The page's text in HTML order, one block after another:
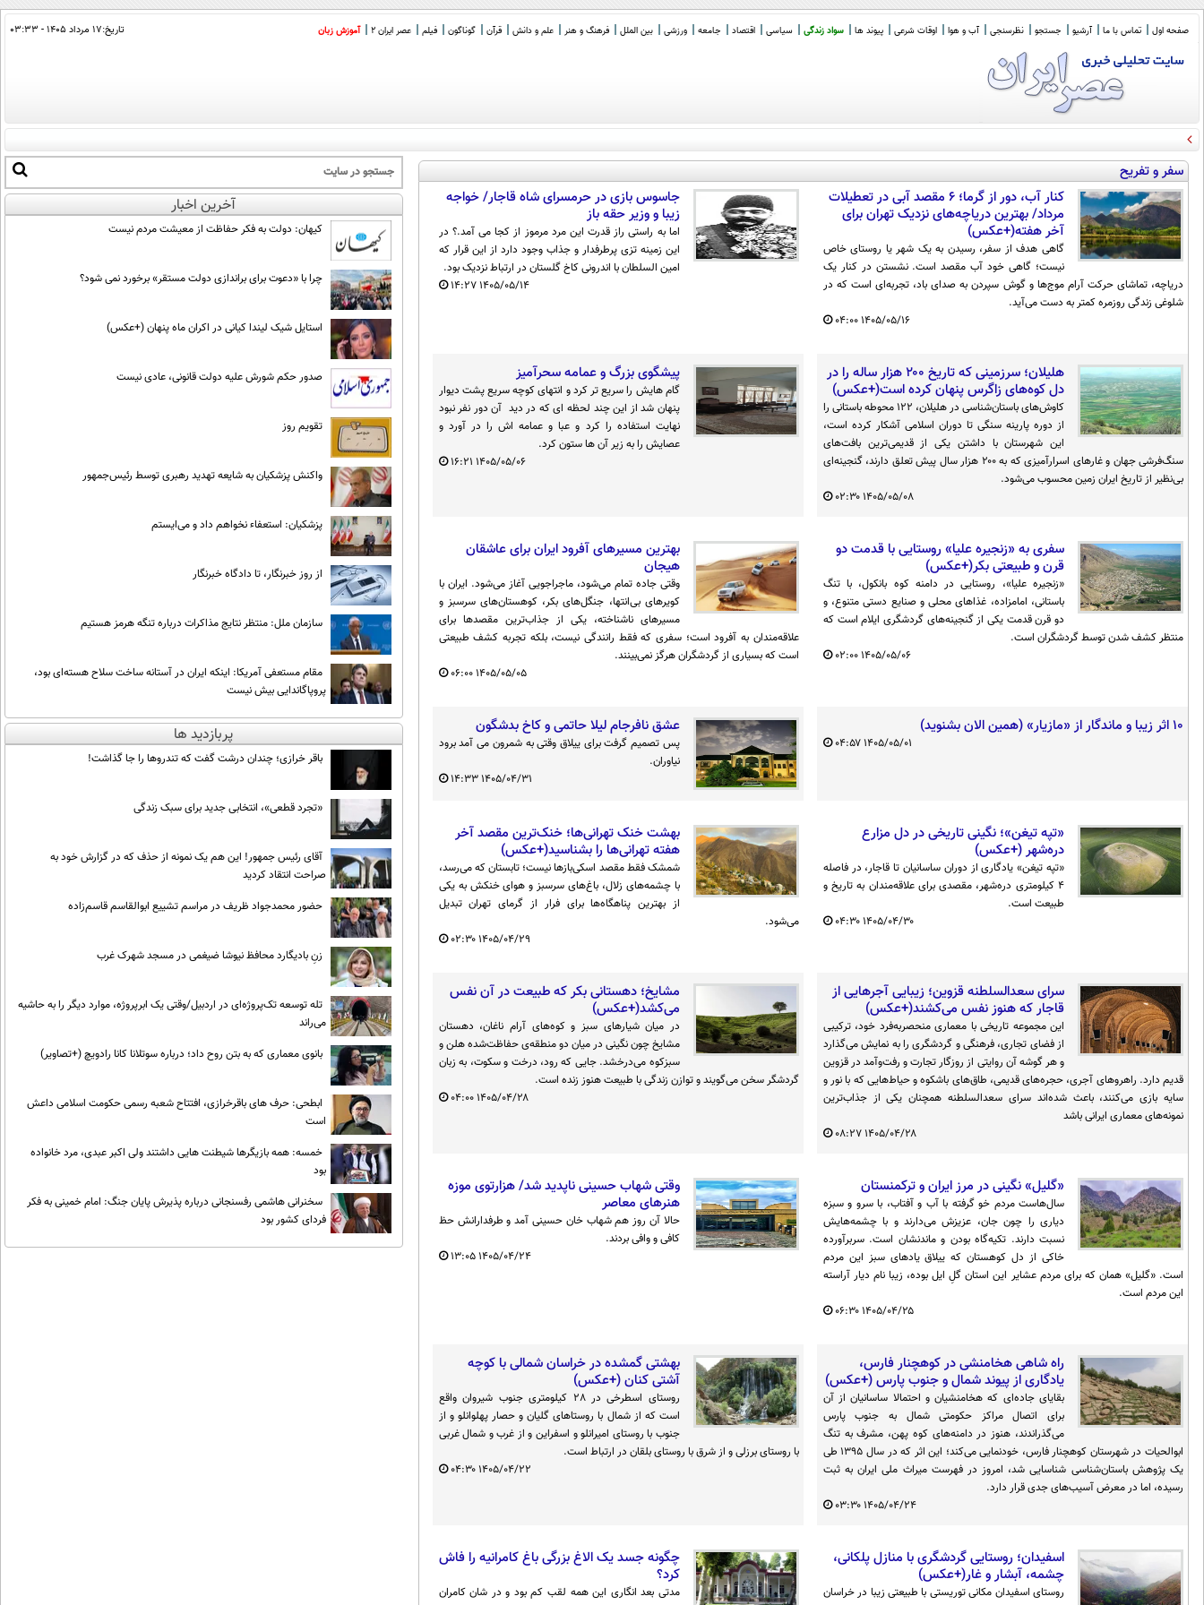
صفحه اول تماس با ما آرشیو جستجو نظرسنجی آب و هوا اوقات شرعی پیوند ها سواد زندگی سیاسی اقتصاد جامعه ورزشی بین الملل فرهنگ و هنر علم و دانش قرآن گوناگون فیلم عصر ایران 2 آموزش زبان تاریخ:۱۷ مرداد ۱۴۰۵ - ۰۳:۳۳
سفر و تفریح
کنار آب، دور از گرما؛ ۶ مقصد آبی در تعطیلات
مرداد/ بهترین دریاچه‌های نزدیک تهران برای
آخر هفته(+عکس)
گاهی هدف از سفر، رسیدن به یک شهر یا روستای خاص
نیست؛ گاهی خود آب مقصد است. نشستن در کنار یک
دریاچه، تماشای حرکت آرام موج‌ها و گوش سپردن به صدای باد، تجربه‌ای است که در
شلوغی زندگی روزمره کمتر به دست می‌آید.
۱۴۰۵/۰۵/۱۶۰۴:۰۰
جاسوس بازی در حرمسرای شاه قاجار/ خواجه
زیبا و وزیر حقه باز
اما به راستی راز قدرت این مرد مرموز از کجا می آمد.؟ در
این زمینه تزی پرطرفدار و جذاب وجود دارد از این قرار که
امین السلطان با اندرونی کاخ گلستان در ارتباط نزدیک بود.
۱۴۰۵/۰۵/۱۴۱۴:۲۷
هلیلان؛ سرزمینی که تاریخ ۲۰۰ هزار ساله را در
دل کوه‌های زاگرس پنهان کرده است(+عکس)
کاوش‌های باستان‌شناسی در هلیلان، ۱۲۲ محوطه باستانی را
از دوره پارینه سنگی تا دوران اسلامی آشکار کرده است،
این شهرستان با داشتن یکی از قدیمی‌ترین بافت‌های
سنگ‌فرشی جهان و غارهای اسرارآمیزی که به ۲۰۰ هزار سال پیش تعلق دارند، گنجینه‌ای
بی‌نظیر از تاریخ ایران زمین محسوب می‌شود.
۱۴۰۵/۰۵/۰۸۰۲:۳۰
پیشگوی بزرگ و عمامه سحرآمیز
گام هایش را سریع تر کرد و انتهای کوچه سریع پشت دیوار
پنهان شد از این چند لحظه ای که در دید آن دور نفر نبود
نهایت استفاده را کرد و عبا و عمامه اش را در آورد و
عصایش را به زیر آن ها ستون کرد.
۱۴۰۵/۰۵/۰۶ ۱۶:۲۱
سفری به «زنجیره علیا» روستایی با قدمت دو
قرن و طبیعتی بکر(+عکس)
«زنجیره علیا»، روستایی در دامنه کوه بانکول، با تنگ
باستانی، امامزاده، غذاهای محلی و صنایع دستی متنوع، و
دو قرن قدمت یکی از گنجینه‌های گردشگری ایلام است که
منتظر کشف شدن توسط گردشگران است.
۱۴۰۵/۰۵/۰۶۰۲:۰۰
بهترین مسیرهای آفرود ایران برای عاشقان
هیجان
وقتی جاده تمام می‌شود، ماجراجویی آغاز می‌شود. ایران با
کویرهای بی‌انتها، جنگل‌های بکر، کوهستان‌های سرسبز و
مسیرهای ناشناخته، یکی از جذاب‌ترین مقصدها برای
علاقه‌مندان به آفرود است؛ سفری که فقط رانندگی نیست، بلکه تجربه کشف طبیعتی
است که بسیاری از گردشگران هرگز نمی‌بینند.
۱۴۰۵/۰۵/۰۵۰۶:۰۰
۱۰ اثر زیبا و ماندگار از «مازیار» (همین الان بشنوید)
۱۴۰۵/۰۵/۰۱۰۴:۵۷
عشق نافرجام لیلا حاتمی و کاخ بدشگون
پس تصمیم گرفت برای ییلاق وقتی به شمرون می آمد برود
نیاوران.
۱۴۰۵/۰۴/۳۱۱۴:۳۳
«تپه تیغن»؛ نگینی تاریخی در دل مزارع
دره‌شهر (+عکس)
«تپه تیغن» یادگاری از دوران ساسانیان تا قاجار، در فاصله
۴ کیلومتری دره‌شهر، مقصدی برای علاقه‌مندان به تاریخ و
طبیعت است.
۱۴۰۵/۰۴/۳۰۰۴:۳۰
بهشت خنک تهرانی‌ها؛ خنک‌ترین مقصد آخر
هفته تهرانی‌ها را بشناسید(+عکس)
شمشک فقط مقصد اسکی‌بازها نیست؛ تابستان که می‌رسد،
با چشمه‌های زلال، باغ‌های سرسبز و هوای خنکش به یکی
از بهترین پناهگاه‌ها برای فرار از گرمای تهران تبدیل
می‌شود.
۱۴۰۵/۰۴/۲۹۰۲:۳۰
سرای سعدالسلطنه قزوین؛ زیبایی آجرهایی از
قاجار که هنوز نفس می‌کشند(+عکس)
این مجموعه تاریخی با معماری منحصربه‌فرد خود، ترکیبی
از فضای تجاری، فرهنگی و گردشگری را به نمایش می‌گذارد
و هر گوشه آن روایتی از روزگار تجارت و رفت‌وآمد در قزوین
قدیم دارد. راهروهای آجری، حجره‌های قدیمی، طاق‌های باشکوه و حیاط‌هایی که با نور و
سایه بازی می‌کنند، باعث شده‌اند سرای سعدالسلطنه همچنان یکی از جذاب‌ترین
نمونه‌های معماری ایرانی باشد
۱۴۰۵/۰۴/۲۸۰۸:۲۷
مشایخ؛ دهستانی بکر که طبیعت در آن نفس
می‌کشد(+عکس)
در میان شیارهای سبز و کوه‌های آرام ناغان، دهستان
مشایخ چون نگینی در میان دو منطقه‌ی حفاظت‌شده‌ هلن و
سبزکوه می‌درخشد. جایی که رود، درخت و سکوت، به زبان
گردشگر سخن می‌گویند و توازن زندگی با طبیعت هنوز زنده است.
۱۴۰۵/۰۴/۲۸۰۴:۰۰
«گلیل» نگینی در مرز ایران و ترکمنستان
سال‌هاست مردم خو گرفته با آب و آفتاب، با سرو و سبزه
دیاری را چون جان، عزیزش می‌دارند و با چشمه‌هایش
نسبت دارند. تکیه‌گاه بودن و ماندنشان است. سربرآورده
خاکی از دل کوهستان که ییلاق یادهای سبز این مردم
است. «گلیل» همان که برای ‌مردم عشایر این استان گلِ ایل بوده، زیبا نام دیار آراسته
این مردم است.
۱۴۰۵/۰۴/۲۵۰۶:۳۰
وقتی شهاب حسینی ناپدید شد/ هزارتوی موزه
هنرهای معاصر
حالا آن روز هم شهاب خان حسینی آمد و طرفدارانش حظ
کافی و وافی بردند.
۱۴۰۵/۰۴/۲۴۱۳:۰۵
راه شاهی هخامنشی در کوهچنار فارس،
یادگاری از پیوند شمال و جنوب پارس (+عکس)
بقایای جاده‌ای که هخامنشیان و احتمالا ساسانیان از آن
برای اتصال مراکز حکومتی شمال به جنوب پارس
می‌گذراندند، هنوز در دامنه‌های کوه پهن، مشرف به تنگ
ابوالحیات در شهرستان کوهچنار فارس، خودنمایی می‌کند؛ این اثر که در سال ۱۳۹۵ طی
یک پژوهش باستان‌شناسی شناسایی شد، امروز در فهرست میراث ملی ایران به ثبت
رسیده، اما در معرض آسیب‌های جدی قرار دارد.
۱۴۰۵/۰۴/۲۴۰۳:۳۰
بهشتی گمشده در خراسان شمالی با کوچه
آشتی کنان (+عکس)
روستای اسطرخی در ٢٨ کیلومتری جنوب شیروان واقع
است که از شمال با روستاهای گلیان و حصار پهلوانلو و از
جنوب با روستای امیرانلو و اسفراین و از غرب و شمال غربی
با روستای برزلی و از شرق با روستای بلقان در ارتباط است.
۱۴۰۵/۰۴/۲۲۰۴:۳۰
اسفیدان؛ روستایی گردشگری با منازل پلکانی،
چشمه، آبشار و غار(+عکس)
روستای اسفیدان مکانی توریستی با طبیعتی زیبا در خراسان
چگونه جسد یک الاغ بزرگی باغ کامرانیه را فاش
کرد؟
مدتی بعد انگاری این همه لقب کم بود و در شان کامران
آخرین اخبار
کیهان: دولت به فکر حفاظت از معیشت مردم نیست
چرا با «دعوت برای براندازی دولت مستقر» برخورد نمی شود؟
استایل شیک لیندا کیانی در اکران ماه پنهان (+عکس)
صدور حکم شورش علیه دولت قانونی، عادی نیست
تقویم روز
واکنش پزشکیان به شایعه تهدید رهبری توسط رئیس‌جمهور
پزشکیان: استعفاء نخواهم داد و می‌ایستم
از روز خبرنگار، تا دادگاه خبرنگار
سازمان ملل: منتظر نتایج مذاکرات درباره تنگه هرمز هستیم
مقام مستعفی آمریکا: اینکه ایران در آستانه ساخت سلاح هسته‌ای بود،
پروپاگاندایی بیش نیست
پربازدید ها
باقر خرازی؛ چندان درشت گفت که تندروها را جا گذاشت!
«تجرد قطعی»، انتخابی جدید برای سبک زندگی
آقای رئیس جمهور! این هم یک نمونه از حذف که در گزارش خود به
صراحت انتقاد کردید
حضور محمدجواد ظریف در مراسم تشییع ابوالقاسم قاسم‌زاده
زنِ بادیگارد محافظ نیوشا ضیغمی در مسجد شهرک غرب
تله توسعه تک‌پروژه‌ای در اردبیل/وقتی یک ابرپروژه، موارد دیگر را به حاشیه
می‌راند
بانوی معماری که به بتن روح داد؛ درباره سوتلانا کانا رادویچ (+تصاویر)
ابطحی: حرف های باقرخرازی، افتتاح شعبه رسمی حکومت اسلامی داعش
است
خمسه: همه بازیگرها شیطنت هایی داشتند ولی اکبر عبدی، مرد خانواده
بود
سخنرانی هاشمی رفسنجانی درباره پذیرش پایان جنگ: امام خمینی به فکر
فردای کشور بود